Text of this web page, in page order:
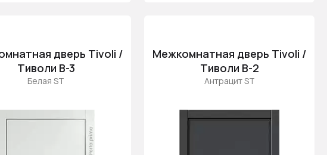
дверь Tivoli /
Тиволи В-3
Белая ST
Межкомнатная дверь Tivoli /
Тиволи В-2
Антрацит ST